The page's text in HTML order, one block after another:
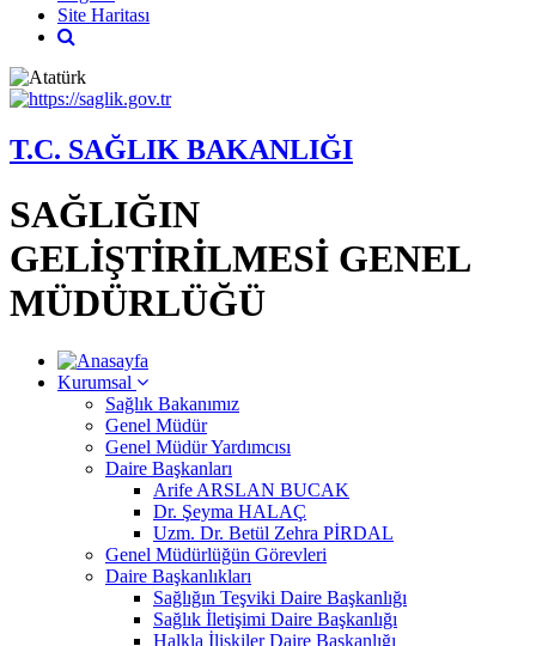
Site Haritası
T.C. SAĞLIK BAKANLIĞI
SAĞLIĞIN
GELİŞTİRİLMESİ GENEL
MÜDÜRLÜĞÜ
Kurumsal
Sağlık Bakanımız
Genel Müdür
Genel Müdür Yardımcısı
Daire Başkanları
Arife ARSLAN BUCAK
Dr. Şeyma HALAÇ
Uzm. Dr. Betül Zehra PİRDAL
Genel Müdürlüğün Görevleri
Daire Başkanlıkları
Sağlığın Teşviki Daire Başkanlığı
Sağlık İletişimi Daire Başkanlığı
Halkla İlişkiler Daire Başkanlığı